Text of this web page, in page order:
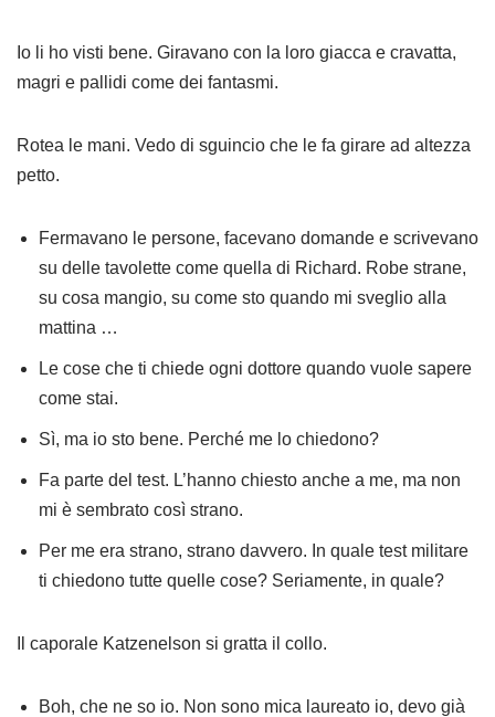
Io li ho visti bene. Giravano con la loro giacca e cravatta,
magri e pallidi come dei fantasmi.
Rotea le mani. Vedo di sguincio che le fa girare ad altezza
petto.
Fermavano le persone, facevano domande e scrivevano
su delle tavolette come quella di Richard. Robe strane,
su cosa mangio, su come sto quando mi sveglio alla
mattina …
Le cose che ti chiede ogni dottore quando vuole sapere
come stai.
Sì, ma io sto bene. Perché me lo chiedono?
Fa parte del test. L’hanno chiesto anche a me, ma non
mi è sembrato così strano.
Per me era strano, strano davvero. In quale test militare
ti chiedono tutte quelle cose? Seriamente, in quale?
Il caporale Katzenelson si gratta il collo.
Boh, che ne so io. Non sono mica laureato io, devo già